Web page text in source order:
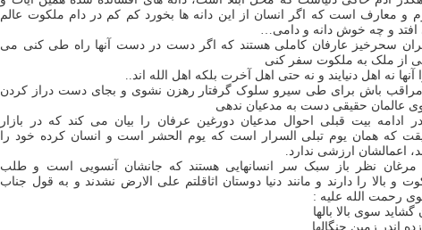
و معارف است که اگر انسان از این دانه ها بخورد کم کم در دام ملکوت عالم
و چه خوش دانه و دامی…
سحرخیز عارفان کاملی هستند که اگر دست در دست آنها راه طی کنی می
از ملک به ملکوت سفر کنی
آنها نه اهل دنیایند و نه حتی اهل آخرت بلکه اهل الله اند..
10.مراقب باش برای طی سیرو سلوک گرفتار رهزن نشوی و بجای دست دراز کردن
عالمان حقیقی دست به مدعیان ندهی
11.در ادامه بیت قبلی احوال مدعیان دورغین عرفان را بیان می کند که در بازار
که همان یوم تبلی السرار است که یوم الحشر است و انسان کرده خود را
اعمالشان ارزشی ندارد.
12. مرغان نظر باز سبک سر انسانهایی هستند که جانشان آنسویی است و طلب
و بالا را دارند و مانند دنیا دوستان اثاقلتم علی الارض نشدند و به قول جناب
رحمت الله علیه :
گشاید سوی بالا بالها
اندر زمین چنگالها